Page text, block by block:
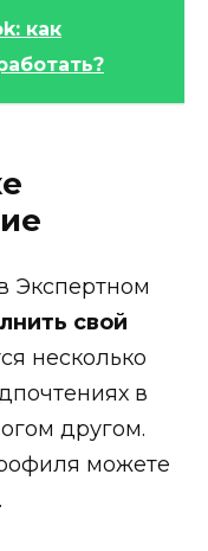
как
Экспертном
свой
несколько
в
другом.
можете